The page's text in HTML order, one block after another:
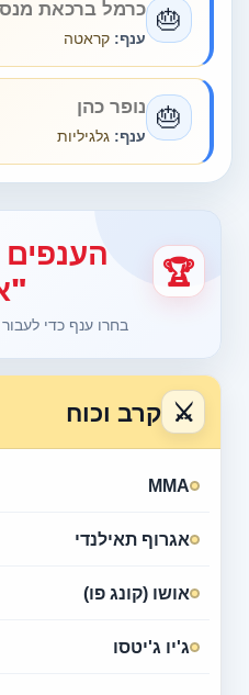
🎂 כרמל ברכאת
ענף: קראטה
🎂 נופר כהן
ענף: גלגיליות
🏆
בחרו ענף כדי
⚔ קרב וכוח
MMA
אגרוף תאילנדי
אושו (קונג פו)
ג'יו ג'יטסו